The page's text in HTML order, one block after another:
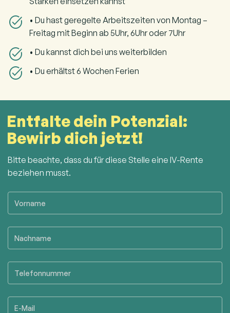
• Du hast geregelte Arbeitszeiten von Montag –
Freitag mit Beginn ab 5Uhr, 6Uhr oder 7Uhr
• Du kannst dich bei uns weiterbilden
• Du erhältst 6 Wochen Ferien
Entfalte dein Potenzial:
Bewirb dich jetzt!
Bitte beachte, dass du für diese Stelle eine IV-Rente
beziehen musst.
Vorname
Nachname
Telefonnummer
E-Mail